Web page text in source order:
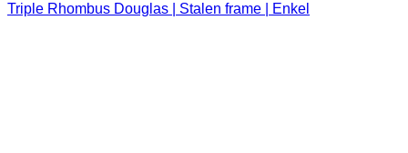
Triple Rhombus Douglas | Stalen frame | Enkel